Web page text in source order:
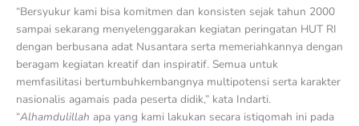
“Bersyukur kami bisa komitmen dan konsisten sejak tahun 2000
sampai sekarang menyelenggarakan kegiatan peringatan HUT RI
dengan berbusana adat Nusantara serta memeriahkannya dengan
beragam kegiatan kreatif dan inspiratif. Semua untuk
memfasilitasi bertumbuhkembangnya multipotensi serta karakter
nasionalis agamais pada peserta didik,” kata Indarti.
“Alhamdulillah apa yang kami lakukan secara istiqomah ini pada